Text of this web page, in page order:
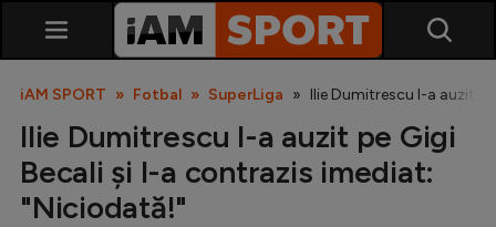
iAM SPORT Fotbal SuperLiga Ilie Dumitrescu l-a auzit
Ilie Dumitrescu l-a auzit pe Gigi
Becali și l-a contrazis imediat:
"Niciodată!"